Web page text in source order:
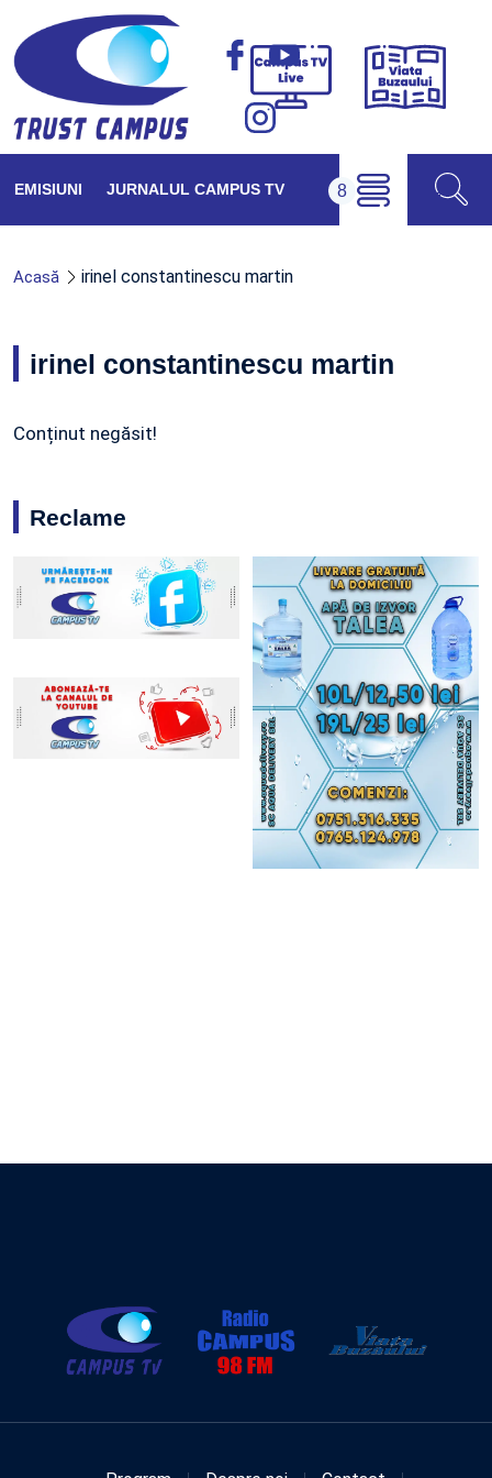
Campus
Viața
EMISIUNI JURNALUL CAMPUS TV
Acasă irinel constantinescu martin
irinel constantinescu martin
Conținut negăsit!
Reclame